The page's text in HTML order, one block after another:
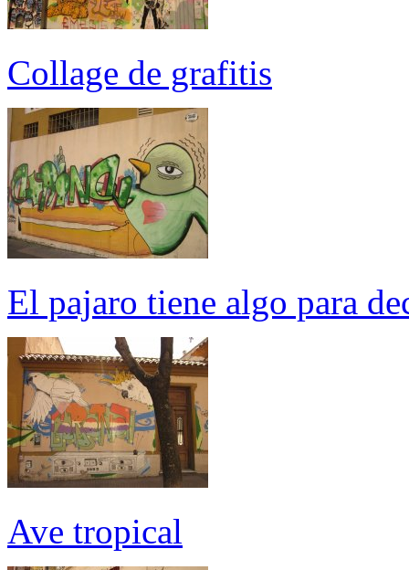
Collage de grafitis
El pajaro tiene algo para
Ave tropical